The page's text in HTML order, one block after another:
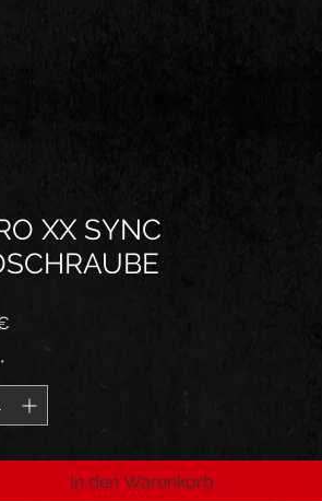
XX SYNC
*
In den Warenkorb